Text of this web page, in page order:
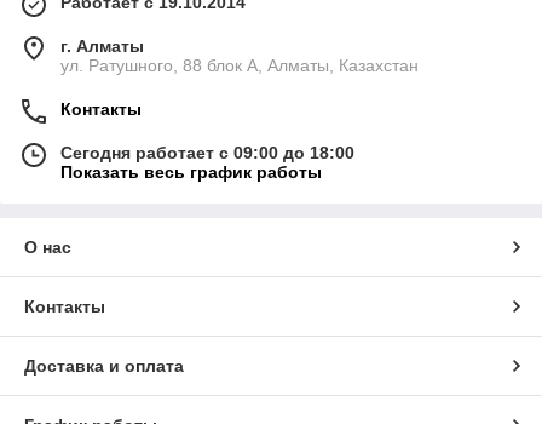
г. Алматы
ул. Ратушного, 88 блок A, Алматы, Казахстан
Контакты
Сегодня работает с 09:00 до 18:00
Показать весь график работы
О нас
Контакты
Доставка и оплата